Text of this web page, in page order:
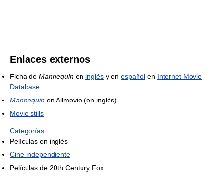
Enlaces externos
Ficha de Mannequin en inglés y en español en Internet Movie
Database
Mannequin en Allmovie (en inglés).
Movie stills
Categorías:
Películas en inglés
Cine independiente
Películas de 20th Century Fox